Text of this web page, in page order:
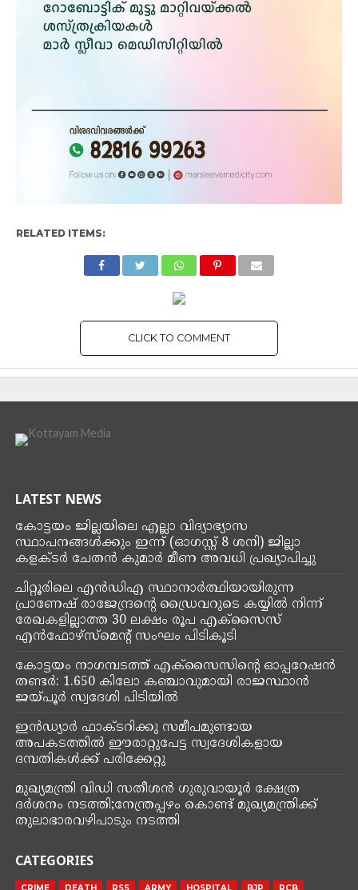
RELATED ITEMS:
CLICK TO COMMENT
INDIA
ഇന്ത്യയും പാക്കിസ്ഥാനും
സംഘർഷം അവസാനിപ്പിക്കണം;
ByKottayam Media
Posted on May 9, 2025
ദില്ലി: ഇന്ത്യയും പാകിസ്ഥാനും സംഘർഷം
താങ്ങാവുന്ന അവസ്ഥയിലല്ല ലോകമെന്ന് യുഎൻ